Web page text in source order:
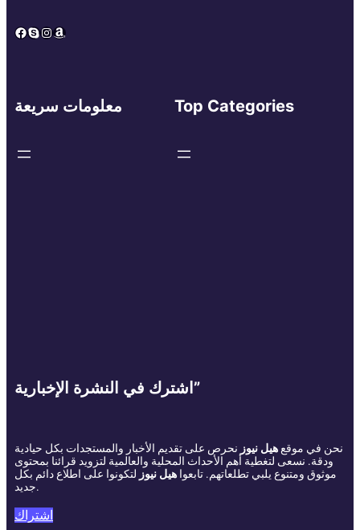
Facebook
Skype
Instagram
Amazon
معلومات سريعة Top Categories
اشترك في النشرة الإخبارية”
نحن في موقعهيل نيوز نحرص على تقديم الأخبار والمستجدات بكل حيادية
ودقة. نسعى لتغطية أهم الأحداث المحلية والعالمية لتزويد قرائنا بمحتوى
موثوق ومتنوع يلبي تطلعاتهم. تابعوا هيل نيوز لتكونوا على اطلاع دائم بكل
جديد.
اشتراك